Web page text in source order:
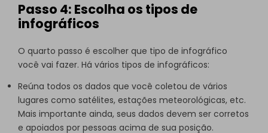
Passo 4: Escolha os tipos de
infográficos
O quarto passo é escolher que tipo de infográfico
você vai fazer. Há vários tipos de infográficos:
Reúna todos os dados que você coletou de vários
lugares como satélites, estações meteorológicas, etc.
Mais importante ainda, seus dados devem ser corretos
e apoiados por pessoas acima de sua posição.